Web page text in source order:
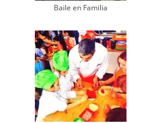
Baile en Familia